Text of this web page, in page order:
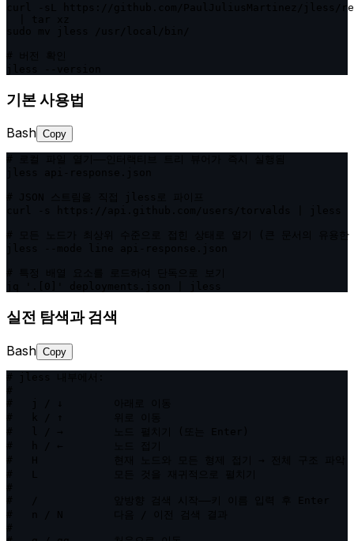
curl -sL https://github.com/PaulJuliusMartinez/jless/
기본 사용법
Bash Copy
# 모든 노드가 최상위 수준으로 접힌 상태로 열기 (큰 문서의 유용
실전 탐색과 검색
Bash Copy